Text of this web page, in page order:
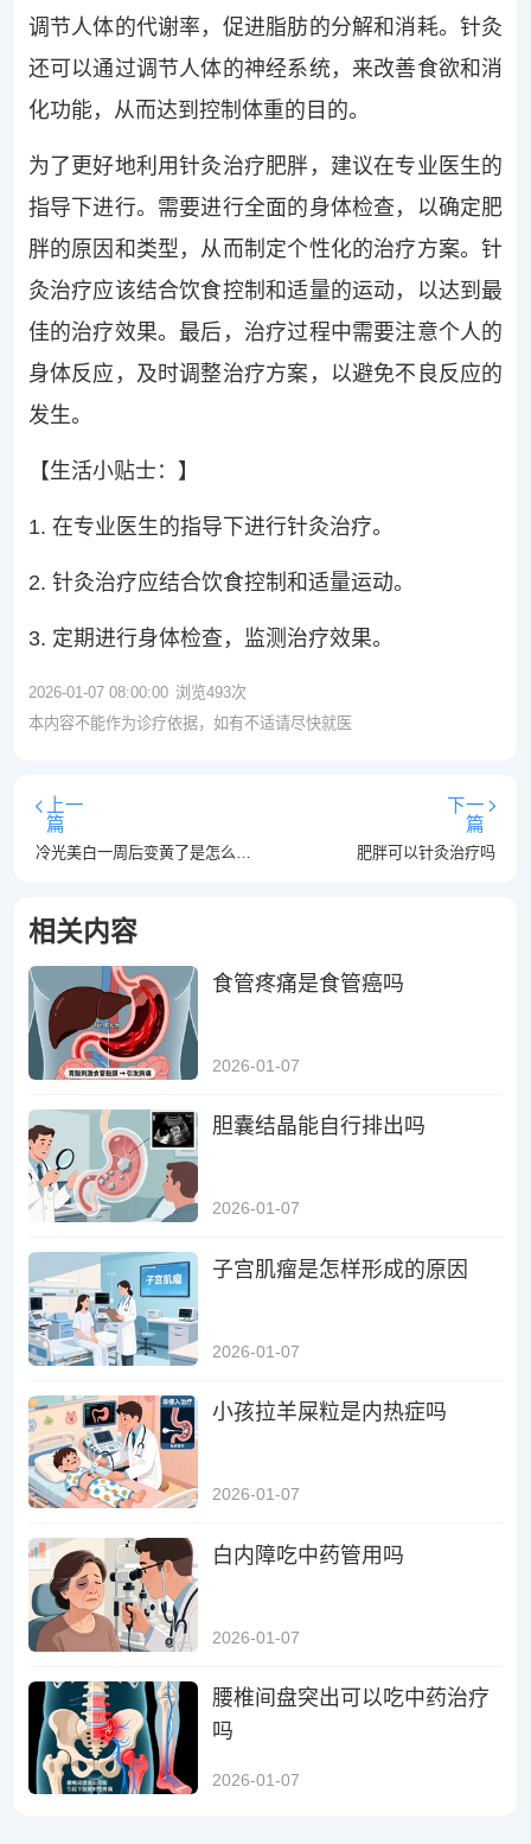
调节人体的代谢率，促进脂肪的分解和消耗。针灸
还可以通过调节人体的神经系统，来改善食欲和消
化功能，从而达到控制体重的目的。
为了更好地利用针灸治疗肥胖，建议在专业医生的
指导下进行。需要进行全面的身体检查，以确定肥
胖的原因和类型，从而制定个性化的治疗方案。针
灸治疗应该结合饮食控制和适量的运动，以达到最
佳的治疗效果。最后，治疗过程中需要注意个人的
身体反应，及时调整治疗方案，以避免不良反应的
发生。
【生活小贴士：】
1. 在专业医生的指导下进行针灸治疗。
2. 针灸治疗应结合饮食控制和适量运动。
3. 定期进行身体检查，监测治疗效果。
2026-01-07 08:00:00 浏览493次
本内容不能作为诊疗依据，如有不适请尽快就医
上一
篇
下一
篇
肥胖可以针灸治疗吗
相关内容
食管疼痛是食管癌吗
2026-01-07
胆囊结晶能自行排出吗
2026-01-07
子宫肌瘤是怎样形成的原因
2026-01-07
小孩拉羊屎粒是内热症吗
2026-01-07
白内障吃中药管用吗
2026-01-07
腰椎间盘突出可以吃中药治疗
吗
2026-01-07